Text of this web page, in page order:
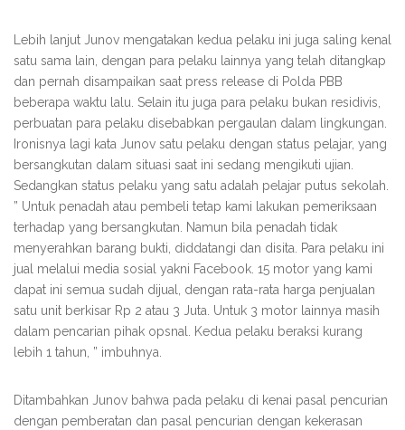
Lebih lanjut Junov mengatakan kedua pelaku ini juga saling kenal
satu sama lain, dengan para pelaku lainnya yang telah ditangkap
dan pernah disampaikan saat press release di Polda PBB
beberapa waktu lalu. Selain itu juga para pelaku bukan residivis,
perbuatan para pelaku disebabkan pergaulan dalam lingkungan.
Ironisnya lagi kata Junov satu pelaku dengan status pelajar, yang
bersangkutan dalam situasi saat ini sedang mengikuti ujian.
Sedangkan status pelaku yang satu adalah pelajar putus sekolah.
” Untuk penadah atau pembeli tetap kami lakukan pemeriksaan
terhadap yang bersangkutan. Namun bila penadah tidak
menyerahkan barang bukti, diddatangi dan disita. Para pelaku ini
jual melalui media sosial yakni Facebook. 15 motor yang kami
dapat ini semua sudah dijual, dengan rata-rata harga penjualan
satu unit berkisar Rp 2 atau 3 Juta. Untuk 3 motor lainnya masih
dalam pencarian pihak opsnal. Kedua pelaku beraksi kurang
lebih 1 tahun, ” imbuhnya.
Ditambahkan Junov bahwa pada pelaku di kenai pasal pencurian
dengan pemberatan dan pasal pencurian dengan kekerasan